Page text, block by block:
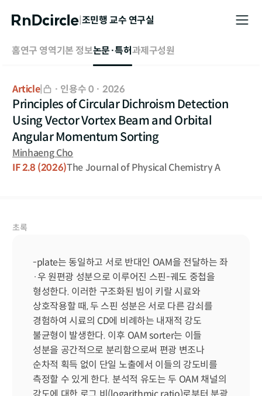
|조민행교수 연구실
홈연구 영역기본 정보논문·특허과제 구성원
Article| · 인용수 0 · 2026
Principles of Circular Dichroism Detection
Using Vector Vortex Beam and Orbital
Angular Momentum Sorting
Minhaeng Cho
IF2.8 (2026)The Journal of Physical Chemistry A
초록
-plate는 동일하고 서로 반대인 OAM을 전달하는 좌
·우 원편광 성분으로 이루어진 스핀-궤도 중첩을
형성한다. 이러한 구조화된 빔이 키랄 시료와
상호작용할 때, 두 스핀 성분은 서로 다른 감쇠를
경험하여 시료의 CD에 비례하는 내재적 강도
불균형이 발생한다. 이후 OAM sorter는 이들
성분을 공간적으로 분리함으로써 편광 변조나
순차적 획득 없이 단일 노출에서 이들의 강도비를
측정할 수 있게 한다. 분석적 유도는 두 OAM 채널의